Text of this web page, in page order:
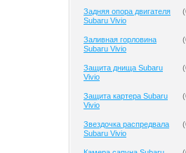
Задняя опора двигателя
Subaru Vivio
(
Заливная горловина
Subaru Vivio
(
Защита днища Subaru
Vivio
(
Защита картера Subaru
Vivio
(
Звездочка распредвала
Subaru Vivio
(